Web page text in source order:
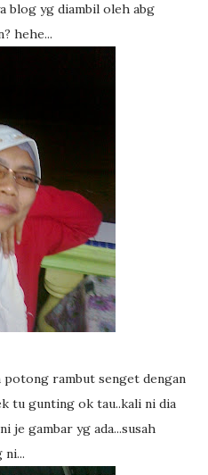
blog yg diambil oleh abg
hehe...
potong rambut senget dengan
tu gunting ok tau..kali ni dia
je gambar yg ada...susah
ni...